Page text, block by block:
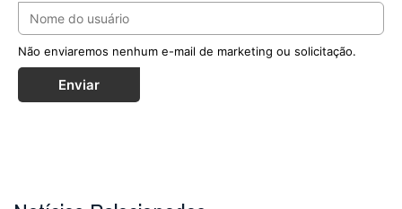
Não enviaremos nenhum e-mail de marketing ou solicitação.
Enviar